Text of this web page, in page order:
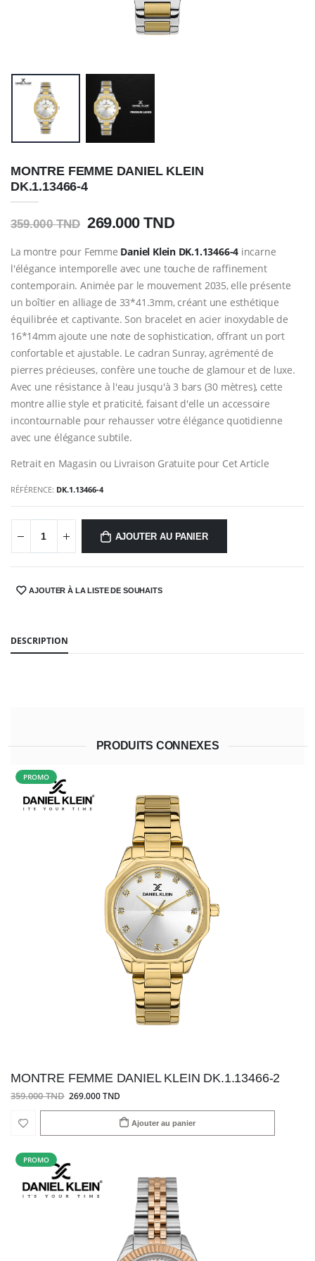
MONTRE FEMME DANIEL KLEIN
DK.1.13466-4
359.000 TND 269.000 TND
La montre pour Femme Daniel KleinDK.1.13466-4 incarne
l'élégance intemporelle avec une touche de raffinement
contemporain. Animée par le mouvement 2035, elle présente
un boîtier en alliage de 33*41.3mm, créant une esthétique
équilibrée et captivante. Son bracelet en acier inoxydable de
16*14mm ajoute une note de sophistication, offrant un port
confortable et ajustable. Le cadran Sunray, agrémenté de
pierres précieuses, confère une touche de glamour et de luxe.
Avec une résistance à l'eau jusqu'à 3 bars (30 mètres), cette
montre allie style et praticité, faisant d'elle un accessoire
incontournable pour rehausser votre élégance quotidienne
avec une élégance subtile.
Retrait en Magasin ou Livraison Gratuite pour Cet Article
RÉFÉRENCE: DK.1.13466-4
AJOUTER AU PANIER
SHARE:AJOUTER À LA LISTE DE SOUHAITS
DESCRIPTION
PRODUITS CONNEXES
PROMO
MONTRE FEMME DANIEL KLEIN DK.1.13466-2
359.000 TND 269.000 TND
Ajouter au panier
PROMO